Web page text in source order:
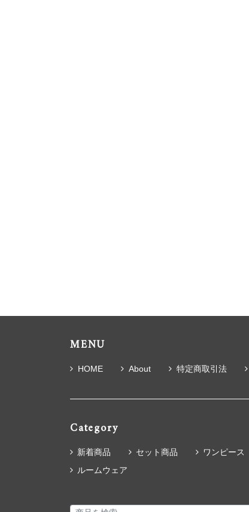
MENU
HOME About 特定商取引法
Category
新着商品 セット商品 ワンピース
ルームウェア